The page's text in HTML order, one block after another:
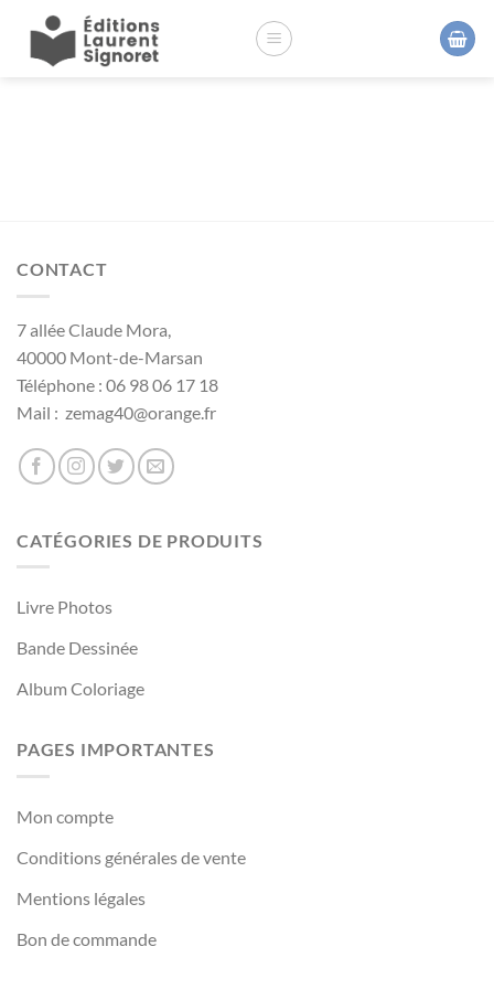
Passer
contenu
CONTACT
7 allée Claude Mora,
40000 Mont-de-Marsan
Téléphone : 06 98 06 17 18
Mail : zemag40@orange.fr
CATÉGORIES DE PRODUITS
Livre Photos
Bande Dessinée
Album Coloriage
PAGES IMPORTANTES
Mon compte
Conditions générales de vente
Mentions légales
Bon de commande